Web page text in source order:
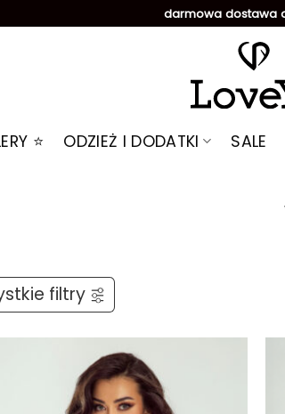
darmowa dostawa
⭐️ ODZIEŻ I DODATKI SALE
filtry
ulubionych